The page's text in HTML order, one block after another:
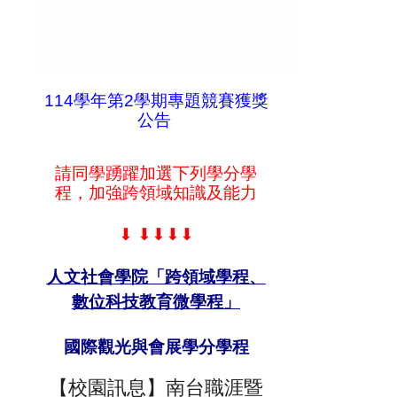
給您 Eng 技之長，英揚天下！
114學年第2學期專題競賽獲獎
公告
請同學踴躍加選下列學分學
程，加強跨領域知識及能力
⬇ ⬇⬇⬇⬇
人文社會學院「跨領域學程、
數位科技教育微學程」
國際觀光與會展學分學程
【校園訊息】 南台職涯暨